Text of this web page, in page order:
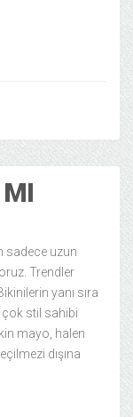
sadece uzun
Trendler
yanı sıra
stil sahibi
mayo, halen
dışına